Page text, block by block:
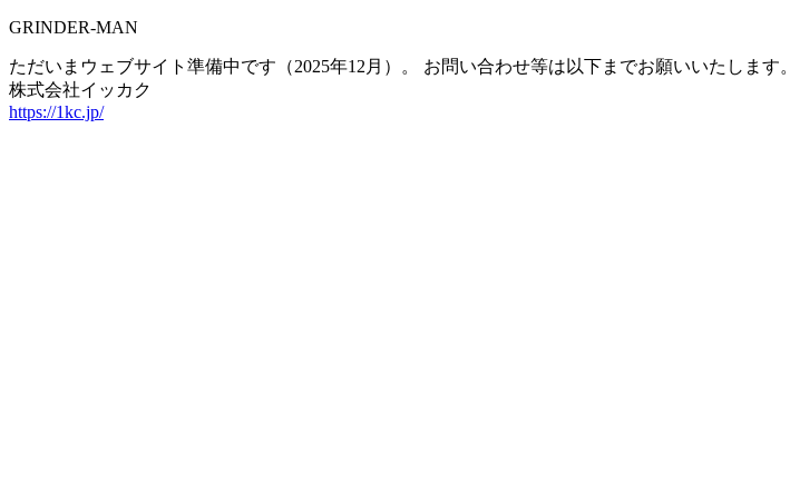
GRINDER-MAN
ただいまウェブサイト準備中です（2025年12月）。 お問い合わせ等は以下までお願いいたします。
株式会社イッカク
https://1kc.jp/